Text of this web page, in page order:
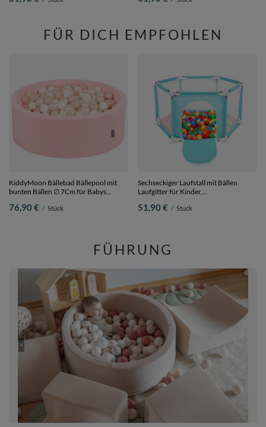
FÜR DICH EMPFOHLEN
KiddyMoon Bällebad Bällepool mit
bunten Bällen ∅ 7Cm für Babys
pink:pastellbeige/weiß/perle, 90 x 30
76,90 € / Stück
Sechseckiger Laufstall mit Bällen
Laufgitter für Kinder,
Bälle
51,90 € / Stück
FÜHRUNG